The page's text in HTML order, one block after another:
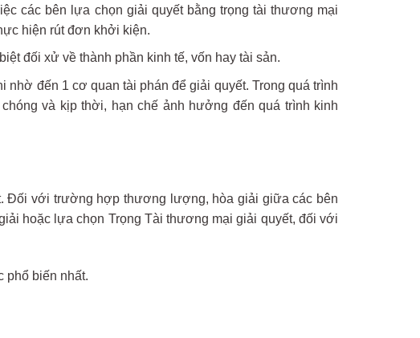
các bên lựa chọn giải quyết bằng trọng tài thương mại
hiện rút đơn khởi kiện.
đối xử về thành phần kinh tế, vốn hay tài sản.
đến 1 cơ quan tài phán để giải quyết. Trong quá trình
và kịp thời, hạn chế ảnh hưởng đến quá trình kinh
Đối với trường hợp thương lượng, hòa giải giữa các bên
hoặc lựa chọn Trọng Tài thương mại giải quyết, đối với
phổ biến nhất.